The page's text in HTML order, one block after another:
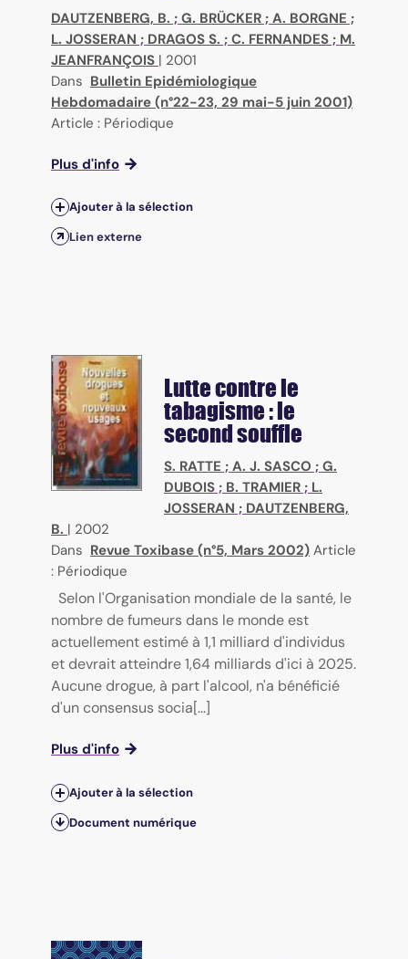
DAUTZENBERG, B. ; G. BRÜCKER ; A. BORGNE ;
L. JOSSERAN ; DRAGOS S. ; C. FERNANDES ; M.
JEANFRANÇOIS | 2001
Dans Bulletin Epidémiologique
Hebdomadaire (n°22-23, 29 mai-5 juin 2001)
Article : Périodique
Plus d'info
Ajouter à la sélection
Lien externe
Lutte contre le
tabagisme : le
second souffle
S. RATTE ; A. J. SASCO ; G.
DUBOIS ; B. TRAMIER ; L.
JOSSERAN ; DAUTZENBERG,
B. | 2002
Dans Revue Toxibase (n°5, Mars 2002) Article
: Périodique
Selon l'Organisation mondiale de la santé, le
nombre de fumeurs dans le monde est
actuellement estimé à 1,1 milliard d'individus
et devrait atteindre 1,64 milliards d'ici à 2025.
Aucune drogue, à part l'alcool, n'a bénéficié
d'un consensus socia[...]
Plus d'info
Ajouter à la sélection
Document numérique